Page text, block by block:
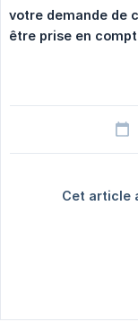
votre demande de
être prise en
Cet article